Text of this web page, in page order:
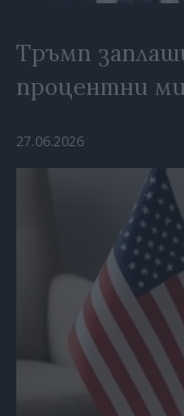
Тръмп
процентни
27.06.2026